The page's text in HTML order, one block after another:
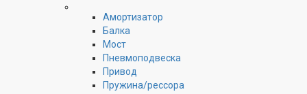
Амортизатор
Балка
Мост
Пневмоподвеска
Привод
Пружина/рессора